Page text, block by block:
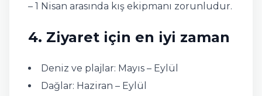
– 1 Nisan arasında kış ekipmanı zorunludur.
4. Ziyaret için en iyi zaman
Deniz ve plajlar: Mayıs – Eylül
Dağlar: Haziran – Eylül